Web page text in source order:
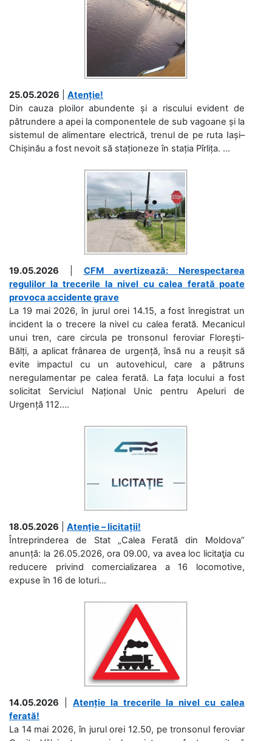
25.05.2026
Atenție!
Din cauza ploilor abundente și a riscului evident de
pătrundere a apei la componentele de sub vagoane și la
sistemul de alimentare electrică, trenul de pe ruta Iași–
Chișinău a fost nevoit să staționeze în stația Pîrlița. ...
19.05.2026
CFM avertizează: Nerespectarea
regulilor la trecerile la nivel cu calea ferată poate
provoca accidente grave
La 19 mai 2026, în jurul orei 14.15, a fost înregistrat un
incident la o trecere la nivel cu calea ferată. Mecanicul
unui tren, care circula pe tronsonul feroviar Florești-
Bălți, a aplicat frânarea de urgență, însă nu a reușit să
evite impactul cu un autovehicul, care a pătruns
neregulamentar pe calea ferată. La fața locului a fost
solicitat Serviciul Național Unic pentru Apeluri de
Urgență 112....
18.05.2026
Atenție – licitații!
Întreprinderea de Stat „Calea Ferată din Moldova”
anunță: la 26.05.2026, ora 09.00, va avea loc licitaţia cu
reducere privind comercializarea a 16 locomotive,
expuse în 16 de loturi...
14.05.2026
Atenție la trecerile la nivel cu calea
ferată!
La 14 mai 2026, în jurul orei 12.50, pe tronsonul feroviar